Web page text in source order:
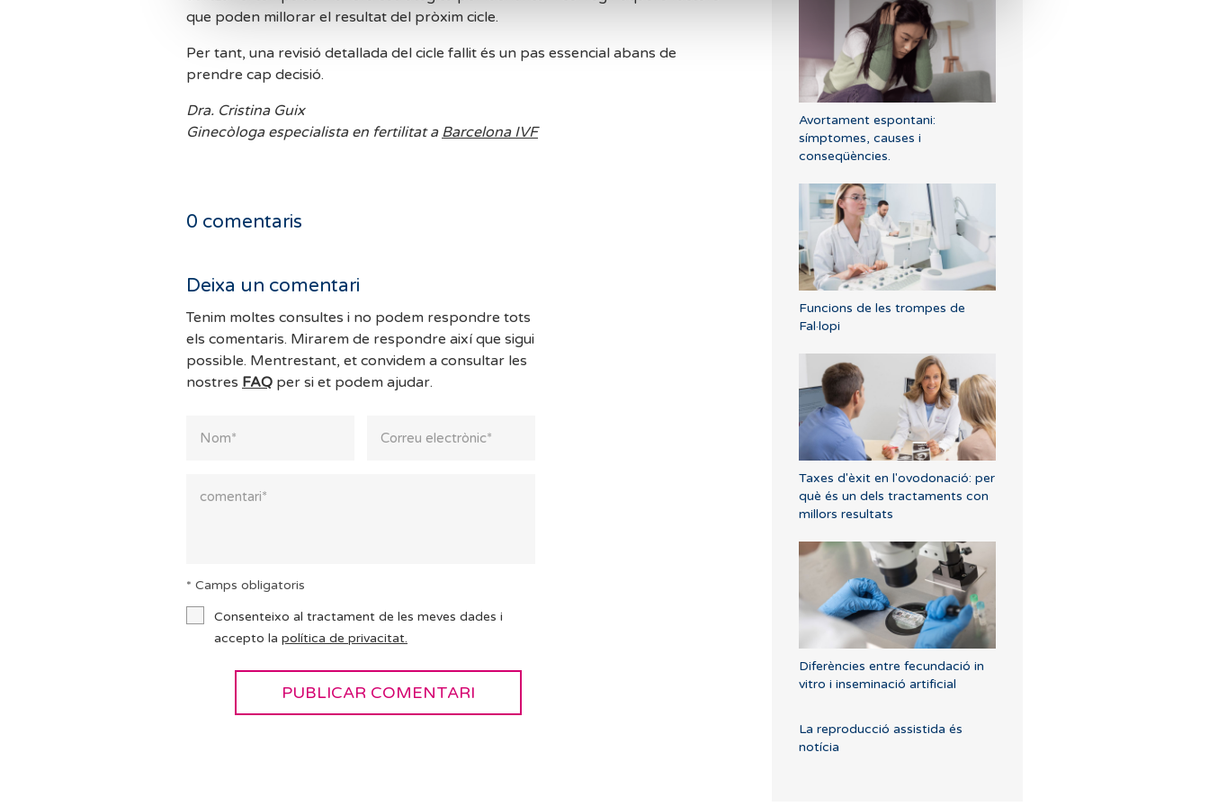
que poden millorar el resultat del pròxim cicle.
Per tant, una revisió detallada del cicle fallit és un pas essencial abans de
prendre cap decisió.
Dra. Cristina Guix
Ginecòloga especialista en fertilitat a Barcelona IVF
0 comentaris
Deixa un comentari
Tenim moltes consultes i no podem respondre tots
els comentaris. Mirarem de respondre així que sigui
possible. Mentrestant, et convidem a consultar les
nostres FAQ per si et podem ajudar.
* Camps obligatoris
Consenteixo al tractament de les meves dades i
accepto la política de privacitat.
Avortament espontani:
símptomes, causes i
conseqüències.
Funcions de les trompes de
Fal·lopi
Taxes d'èxit en l'ovodonació: per
què és un dels tractaments con
millors resultats
Diferències entre fecundació in
vitro i inseminació artificial
La reproducció assistida és
notícia